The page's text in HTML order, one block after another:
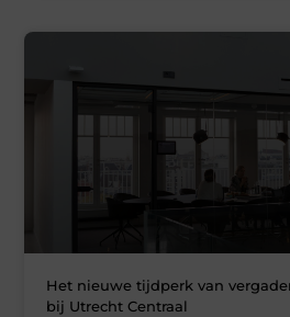
Het nieuwe tijdperk van
bij Utrecht Centraal